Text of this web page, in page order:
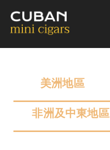
要
美洲地區
非洲及中東地區